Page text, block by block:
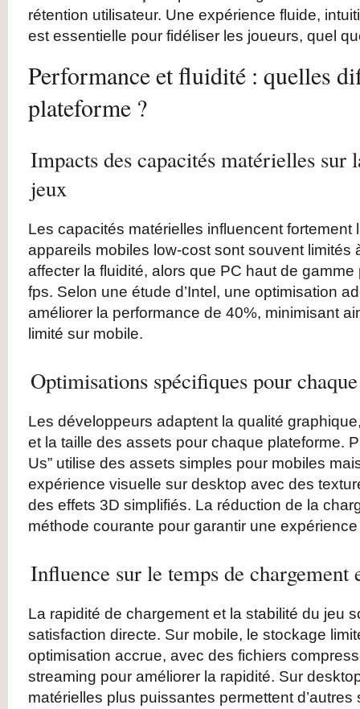
rétention utilisateur. Une expérience fluide,
est essentielle pour fidéliser les joueurs, quel
Performance et fluidité : quelles
plateforme ?
Impacts des capacités matérielles sur
jeux
Les capacités matérielles influencent fortement
appareils mobiles low-cost sont souvent limités
affecter la fluidité, alors que PC haut de
fps. Selon une étude d’Intel, une optimisation
améliorer la performance de 40%, minimisant
limité sur mobile.
Optimisations spécifiques pour
Les développeurs adaptent la qualité
et la taille des assets pour chaque plateforme.
Us” utilise des assets simples pour mobiles
expérience visuelle sur desktop avec des
des effets 3D simplifiés. La réduction de la
méthode courante pour garantir une
Influence sur le temps de chargement
La rapidité de chargement et la stabilité du jeu
satisfaction directe. Sur mobile, le stockage
optimisation accrue, avec des fichiers
streaming pour améliorer la rapidité. Sur
matérielles plus puissantes permettent